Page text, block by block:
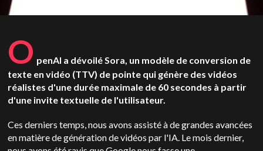
O penAI a dévoilé Sora, un modèle de conversion de
texte en vidéo (TTV) de pointe qui génère des vidéos
réalistes d'une durée maximale de 60 secondes à partir
d'une invite textuelle de l'utilisateur.
Ces derniers temps, nous avons assisté à de grandes avancées
en matière de génération de vidéos par l'IA. Le mois dernier,